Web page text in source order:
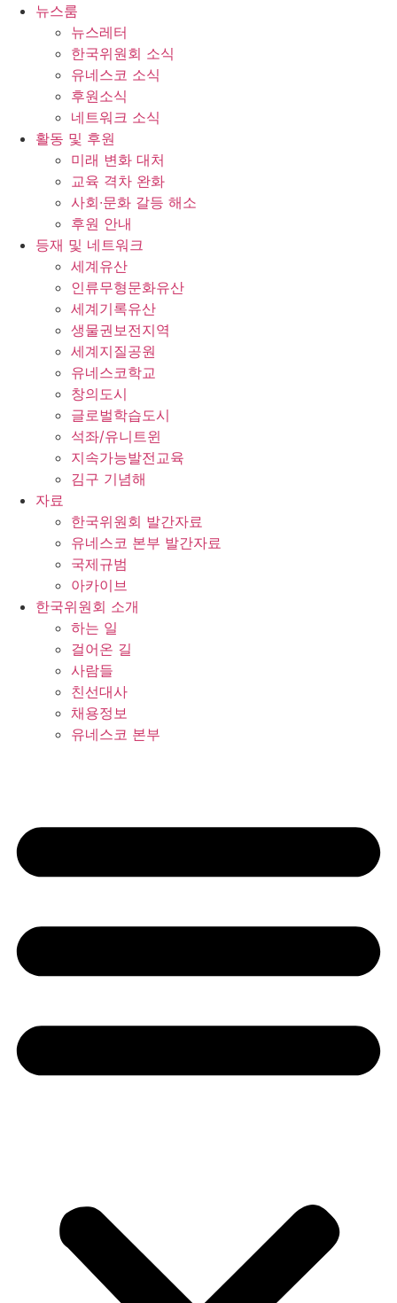
뉴스룸
뉴스레터
한국위원회 소식
유네스코 소식
후원소식
네트워크 소식
활동 및 후원
미래 변화 대처
교육 격차 완화
사회∙문화 갈등 해소
후원 안내
등재 및 네트워크
세계유산
인류무형문화유산
세계기록유산
생물권보전지역
세계지질공원
유네스코학교
창의도시
글로벌학습도시
석좌/유니트윈
지속가능발전교육
김구 기념해
자료
한국위원회 발간자료
유네스코 본부 발간자료
국제규범
아카이브
한국위원회 소개
하는 일
걸어온 길
사람들
친선대사
채용정보
유네스코 본부